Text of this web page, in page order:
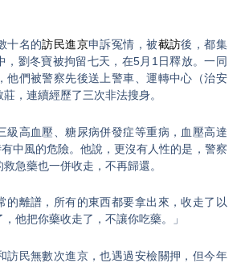
十名的訪民進京申訴冤情，被截訪後，都集
，劉冬寶被拘留七天，在5月1日釋放。一同
他們被警察先後送上警車、運轉中心（治安
，連續經歷了三次非法搜身。
級高血壓、糖尿病併發症等重病，血壓高達
中風的危險。他說，更沒有人性的是，警察
急藥也一併收走，不再歸還。
的離譜，所有的東西都要拿出來，收走了以
他把你藥收走了，不讓你吃藥。」
訪民無數次進京，也遇過安檢關押，但今年